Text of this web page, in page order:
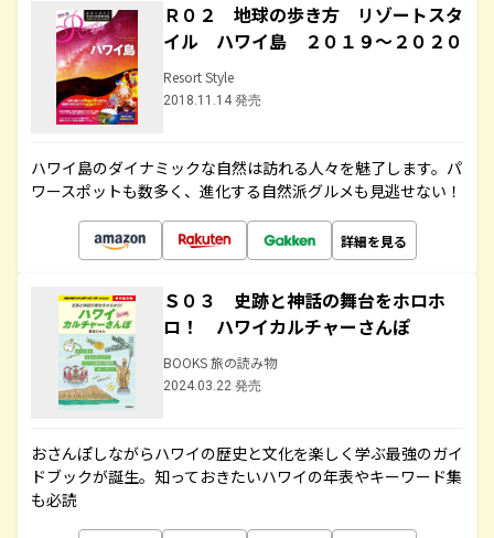
Ｒ０２ 地球の歩き方 リゾートスタ
イル ハワイ島 ２０１９～２０２０
Resort Style
2018.11.14 発売
ハワイ島のダイナミックな自然は訪れる人々を魅了します。パ
ワースポットも数多く、進化する自然派グルメも見逃せない！
詳細を見る
Ｓ０３ 史跡と神話の舞台をホロホ
ロ！ ハワイカルチャーさんぽ
BOOKS 旅の読み物
2024.03.22 発売
おさんぽしながらハワイの歴史と文化を楽しく学ぶ最強のガイ
ドブックが誕生。知っておきたいハワイの年表やキーワード集
も必読